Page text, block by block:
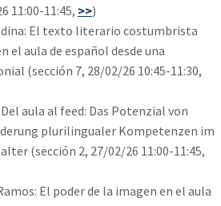
11:00-11:45, >>)
El texto literario costumbrista
el aula de español desde una
(sección 7, 28/02/26 10:45-11:30,
aula al feed: Das Potenzial von
plurilingualer Kompetenzen im
(sección 2, 27/02/26 11:00-11:45,
El poder de la imagen en el aula